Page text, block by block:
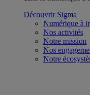
Découvrir Sigma
Numérique à
Nos activités
Notre mission
Nos
Notre